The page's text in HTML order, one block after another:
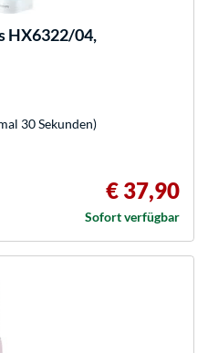
HX6322/04,
30 Sekunden)
€ 37,90
Sofort verfügbar